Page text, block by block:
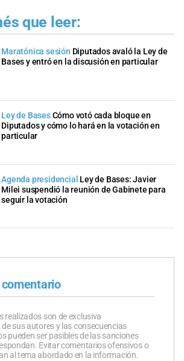
que leer:
Maratónica sesión Diputados avaló la Ley de
Bases y entró en la discusión en particular
Ley de BasesCómo votó cada bloque en
Diputados y cómo lo hará en la votación en
particular
Agenda presidencial Ley de Bases: Javier
Milei suspendió la reunión de Gabinete para
seguir la votación
realizados son de exclusiva
sus autores y las consecuencias
pueden ser pasibles de las sanciones
Evitar comentarios ofensivos o
al tema abordado en la información.